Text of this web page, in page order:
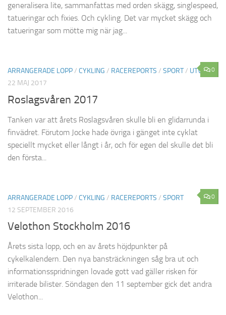
generalisera lite, sammanfattas med orden skägg, singlespeed,
tatueringar och fixies. Och cykling. Det var mycket skägg och
tatueringar som mötte mig när jag...
0
ARRANGERADE LOPP/ CYKLING / RACEREPORTS / SPORT/ UTVALT
22 MAJ 2017
Roslagsvåren 2017
Tanken var att årets Roslagsvåren skulle bli en glidarrunda i
finvädret. Förutom Jocke hade övriga i gänget inte cyklat
speciellt mycket eller långt i år, och för egen del skulle det bli
den första...
0
ARRANGERADE LOPP/ CYKLING / RACEREPORTS / SPORT
12 SEPTEMBER 2016
Velothon Stockholm 2016
Årets sista lopp, och en av årets höjdpunkter på
cykelkalendern. Den nya bansträckningen såg bra ut och
informationsspridningen lovade gott vad gäller risken för
irriterade bilister. Söndagen den 11 september gick det andra
Velothon...